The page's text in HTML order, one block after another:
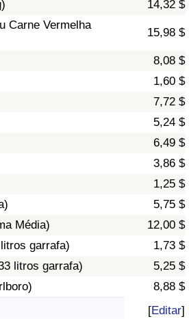
14,32 $
Carne Vermelha
15,98 $
8,08 $
1,60 $
7,72 $
5,24 $
6,49 $
3,86 $
1,25 $
5,75 $
Média)
12,00 $
garrafa)
1,73 $
litros garrafa)
5,25 $
8,88 $
[Editar]
País
por País
(Atual)
País